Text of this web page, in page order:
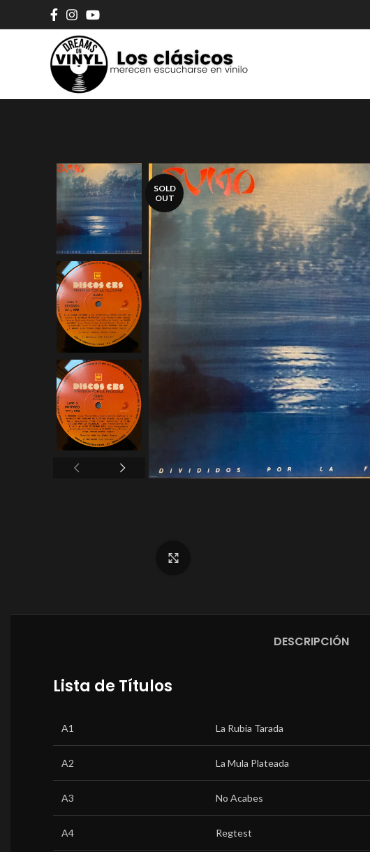
SOLD
OUT
DESCRIPCIÓN
Lista de Títulos
A1 La Rubia Tarada
A2 La Mula Plateada
A3 No Acabes
A4 Regtest